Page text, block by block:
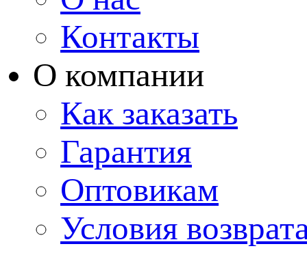
Контакты
О компании
Как заказать
Гарантия
Оптовикам
Условия